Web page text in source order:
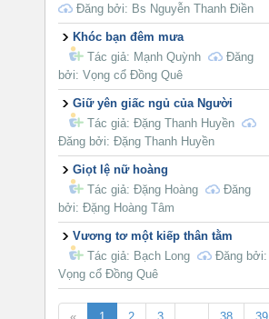
Đăng bởi: Bs Nguyễn Thanh Điền
Khóc bạn đêm mưa
Tác giả: Mạnh Quỳnh
Đăng
bởi: Vọng cổ Đồng Quê
Giữ yên giấc ngủ của Người
Tác giả: Đặng Thanh Huyền
Đăng bởi: Đặng Thanh Huyền
Giọt lệ nữ hoàng
Tác giả: Đặng Hoàng
Đăng
bởi: Đặng Hoàng Tâm
Vương tơ một kiếp thân tằm
Tác giả: Bạch Long
Đăng bởi:
Vọng cổ Đồng Quê